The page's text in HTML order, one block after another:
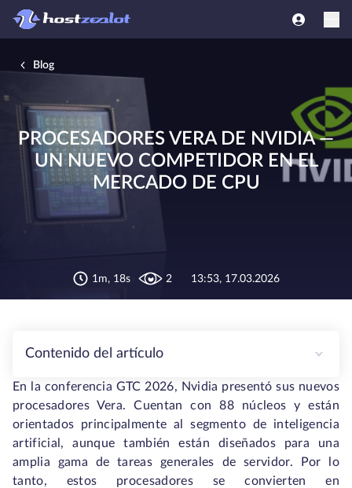
Blog
PROCESADORES VERA DE NVIDIA —
UN NUEVO COMPETIDOR EN EL
MERCADO DE CPU
1m, 18s 2 13:53, 17.03.2026
Contenido del artículo
En la conferencia GTC 2026, Nvidia presentó sus nuevos
procesadores Vera. Cuentan con 88 núcleos y están
orientados principalmente al segmento de inteligencia
artificial, aunque también están diseñados para una
amplia gama de tareas generales de servidor. Por lo
tanto, estos procesadores se convierten en